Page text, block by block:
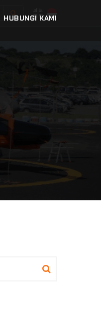
HUBUNGI KAMI